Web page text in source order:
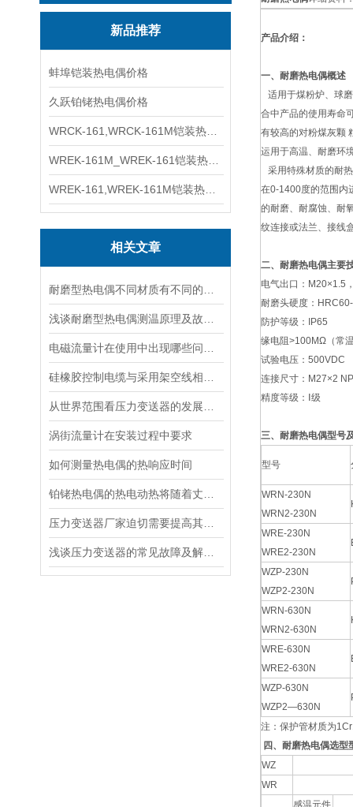
新品推荐
蚌埠铠装热电偶价格
久跃铂铑热电偶价格
相关文章
涡街流量计在安装过程中要求
如何测量热电偶的热响应时间
产品介绍：
一、耐磨热电偶概述
适用于煤粉炉、球
合中产品的使用寿命
有较高的对粉煤灰颗
运用于高温、耐磨环
采用特殊材质的耐
在0-1400度的范围内
的耐磨、耐腐蚀、耐
纹连接或法兰、接线
二、耐磨热电偶主要
电气出口：M20×1.5
耐磨头硬度：
防护等级：IP65
缘电阻>100MΩ（常
试验电压：500VDC
连接尺寸：M27×2
精度等级：Ⅰ级
三、耐磨热电偶型号
型号
WRN-230N
WRN2-230N
WRE-230N
WRE2-230N
WZP-230N
WZP2-230N
WRN-630N
WRN2-630N
WRE-630N
WRE2-630N
WZP-630N
WZP2—630N
注：保护管材质为
四、耐磨热电偶选型
WZ
WR
感温元件